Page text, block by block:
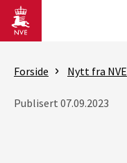
Gå til hovedinnhold
Forside Nytt fra NVE
Publisert 07.09.2023